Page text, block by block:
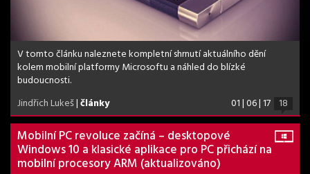
V tomto článku naleznete kompletní shrnutí aktuálního dění
kolem mobilní platformy Microsoftu a náhled do blízké
budoucnosti.
Jindřich Lukeš|články 01 | 06 | 17 18
Mobilní PC revoluce začíná – desktopové
Windows 10 a klasické aplikace pro PC přichází na
mobilní procesory ARM (aktualizováno)